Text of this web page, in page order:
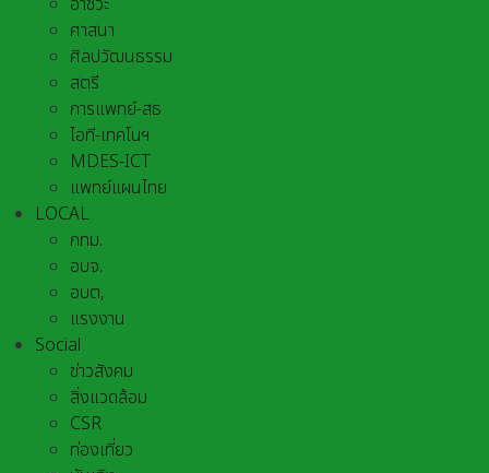
ศาสนา
ศิลปวัฒนธรรม
สตรี
การแพทย์-สธ
ไอที-เทคโนฯ
MDES-ICT
แพทย์แผนไทย
LOCAL
กทม.
อบจ.
อบต,
แรงงาน
Social
ข่าวสังคม
สิ่งแวดล้อม
CSR
ท่องเที่ยว